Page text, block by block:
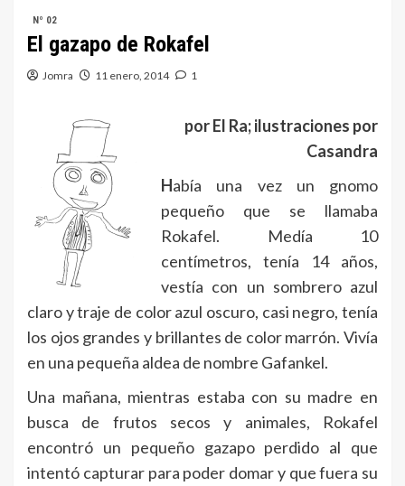
Nº 02
El gazapo de Rokafel
Jomra 11 enero, 2014 1
por El Ra; ilustraciones por
Casandra
Había una vez un gnomo
pequeño que se llamaba
Rokafel. Medía 10
centímetros, tenía 14 años,
vestía con un sombrero azul
claro y traje de color azul oscuro, casi negro, tenía
los ojos grandes y brillantes de color marrón. Vivía
en una pequeña aldea de nombre Gafankel.
Una mañana, mientras estaba con su madre en
busca de frutos secos y animales, Rokafel
encontró un pequeño gazapo perdido al que
intentó capturar para poder domar y que fuera su